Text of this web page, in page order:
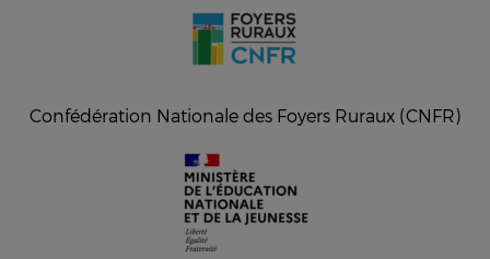
Confédération Nationale des Foyers Ruraux (CNFR)